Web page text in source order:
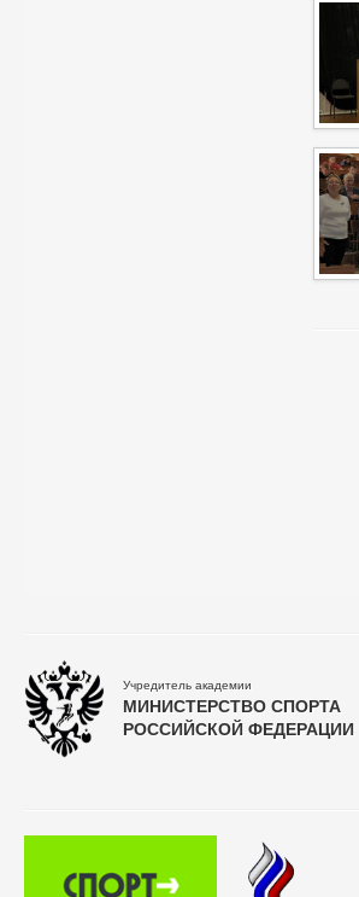
Учредитель академии
МИНИСТЕРСТВО СПОРТА
РОССИЙСКОЙ ФЕДЕРАЦИИ